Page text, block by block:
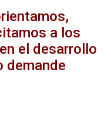
a los
el desarrollo
demande